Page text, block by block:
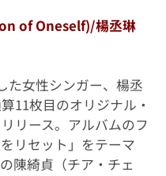
of Oneself)/楊丞琳
た女性シンガー、楊丞
11枚目のオリジナル・
リース。アルバムのフ
リセット」をテーマ
陳綺貞（チア・チェ